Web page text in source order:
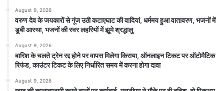
August 9, 2026
वरुण देव के जयकारों से गूंज उठी कटाएघाट की वादियां, धर्ममय हुआ वातावरण, भजनों में
डूबी आस्था, भजनों की स्वर लहरियों में झूमे श्रद्धालु
August 9, 2026
बारिश के चलते ट्रेन रद्द होने पर वापस मिलेगा किराया, ऑनलाइन टिकट पर ऑटोमैटिक
रिफंड, काउंटर टिकट के लिए निर्धारित समय में करना होगा दावा
August 9, 2026